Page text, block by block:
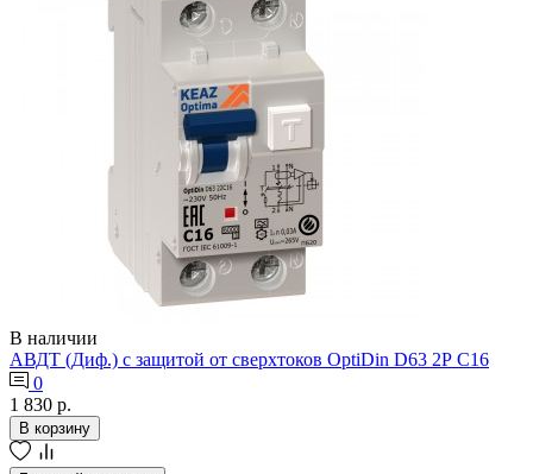
В наличии
АВДТ (Диф.) с защитой от сверхтоков OptiDin D63 2Р С16
0
1 830 р.
В корзину